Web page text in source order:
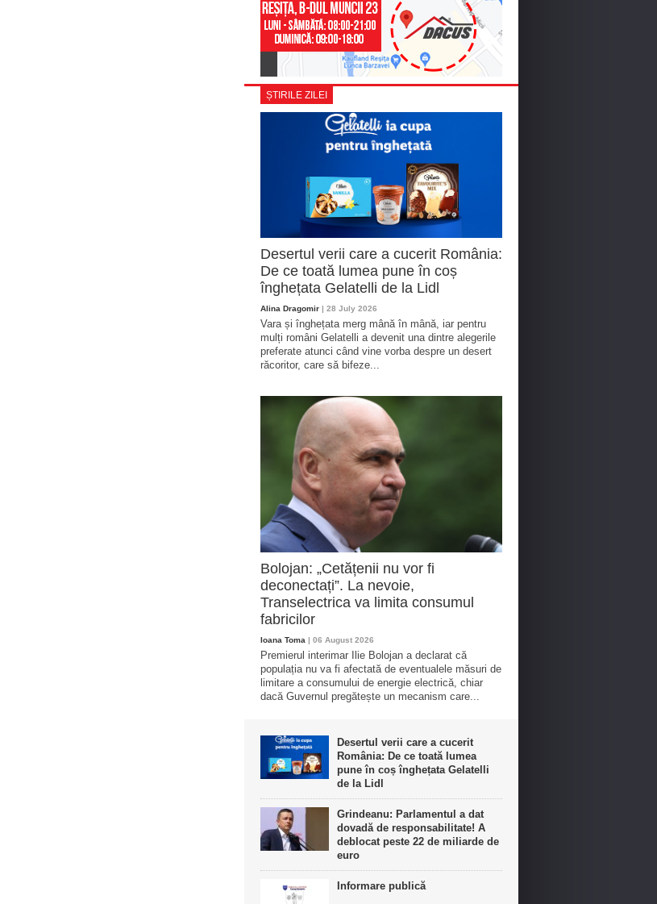
ȘTIRILE ZILEI
Desertul verii care a cucerit România:
De ce toată lumea pune în coș
înghețata Gelatelli de la Lidl
Alina Dragomir | 28 July 2026
Vara și înghețata merg mână în mână, iar pentru
mulți români Gelatelli a devenit una dintre alegerile
preferate atunci când vine vorba despre un desert
răcoritor, care să bifeze...
Bolojan: „Cetățenii nu vor fi
deconectați”. La nevoie,
Transelectrica va limita consumul
fabricilor
Ioana Toma | 06 August 2026
Premierul interimar Ilie Bolojan a declarat că
populația nu va fi afectată de eventualele măsuri de
limitare a consumului de energie electrică, chiar
dacă Guvernul pregătește un mecanism care...
Desertul verii care a cucerit
România: De ce toată lumea
pune în coș înghețata Gelatelli
de la Lidl
Grindeanu: Parlamentul a dat
dovadă de responsabilitate! A
deblocat peste 22 de miliarde de
euro
Informare publică